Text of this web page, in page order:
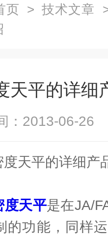
页 > 技术文章
天平的详细
：2013-06-
平的详细产
度天平是在JA/
的功能，同样